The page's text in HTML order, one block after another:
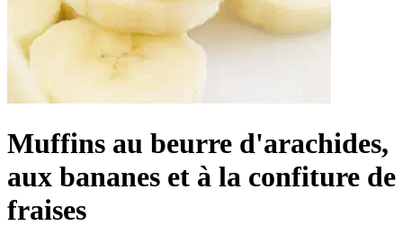
Muffins au beurre d'arachides,
aux bananes et à la confiture de
fraises